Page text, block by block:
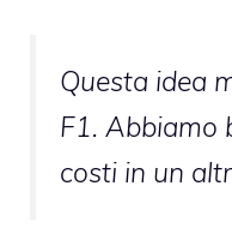
Questa idea
F1. Abbiamo
costi in un